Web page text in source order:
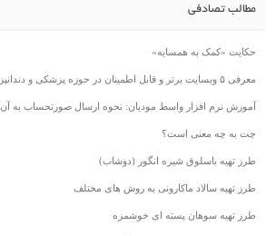
مطالب تصادفی
حکایت «کمک به همسایه»
معرفی ۵ وبسایت برتر و قابل اطمینان در حوزه پزشکی و دندانپزشکی
آموزش نرم افزار واسط مودیان: نحوه ارسال صورتحساب به آن
چت به چه معنی است؟
طرز تهیه باسلوق شیره انگور (دوشاب)
طرز تهیه سالاد ماکارونی به روش های مختلف
طرز تهیه سوهان پسته ای خوشمزه